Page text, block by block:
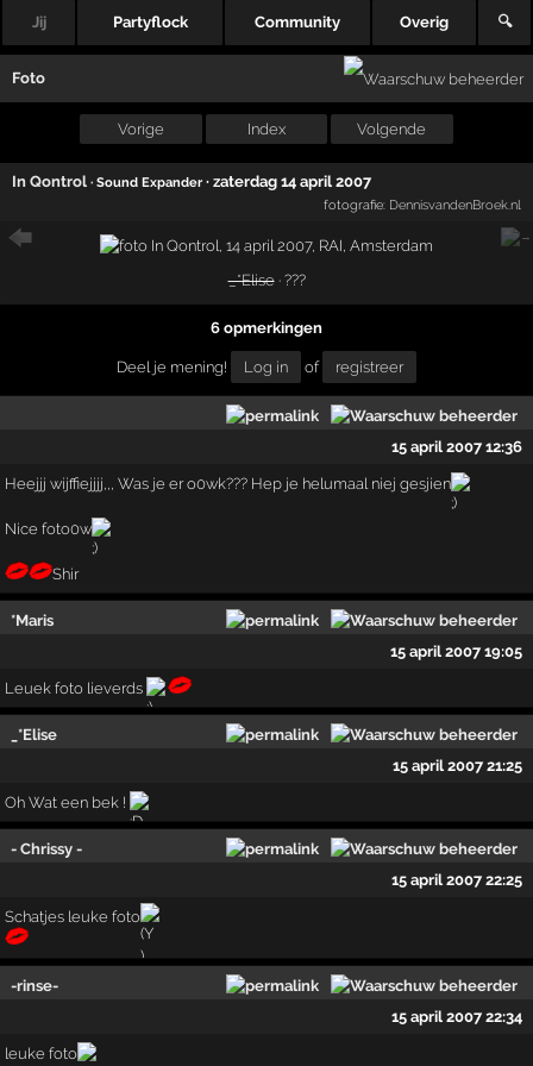
Jij Partyflock Community Overig 🔍
Foto
Vorige Index Volgende
In Qontrol · Sound Expander ·zaterdag 14 april 2007
fotografie: DennisvandenBroek.nl
_*Elise· ???
6 opmerkingen
Deel je mening! Log in of registreer
15 april 2007 12:36
Heejjj wijffiejjjj,,, Was je er o0wk??? Hep je helumaal niej gesjien
Nice foto0w
Shir
*Maris
15 april 2007 19:05
Leuek foto lieverds
_*Elise
15 april 2007 21:25
Oh Wat een bek !
- Chrissy -
15 april 2007 22:25
Schatjes leuke foto
-rinse-
15 april 2007 22:34
leuke foto